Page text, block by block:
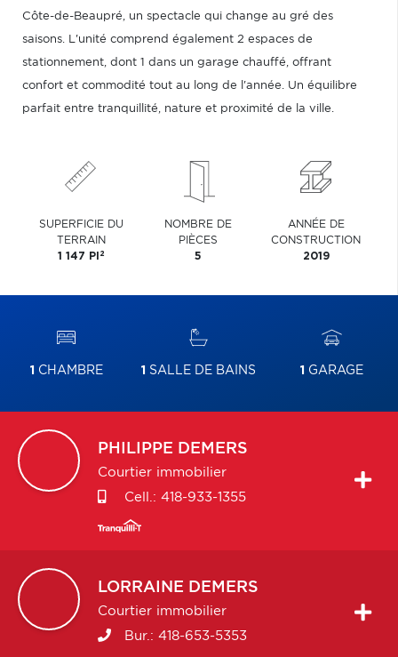
Côte-de-Beaupré, un spectacle qui change au gré des
saisons. L'unité comprend également 2 espaces de
stationnement, dont 1 dans un garage chauffé, offrant
confort et commodité tout au long de l'année. Un équilibre
parfait entre tranquillité, nature et proximité de la ville.
SUPERFICIE DU
TERRAIN
1 147 PI 2
NOMBRE DE
PIÈCES
5
ANNÉE DE
CONSTRUCTION
2019
1 CHAMBRE 1 SALLE DE BAINS 1 GARAGE
PHILIPPE DEMERS
Courtier immobilier
Cell.: 418-933-1355
LORRAINE DEMERS
Courtier immobilier
Bur.: 418-653-5353